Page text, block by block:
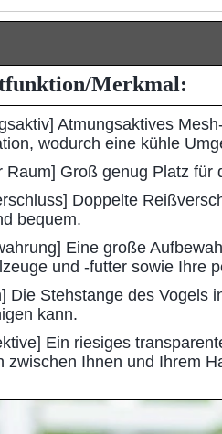
Merkmal:
Atmungsaktives
wodurch eine kühle
Raum] Groß genug Platz für
Doppelte
bequem.
Eine große
und -futter sowie Ihre
Die Stehstange des Vogels
kann.
Ein riesiges
zwischen Ihnen und Ihrem